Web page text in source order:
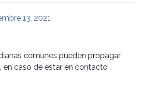
13, 2021
comunes pueden propagar
en caso de estar en contacto